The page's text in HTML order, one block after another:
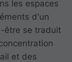
les espaces
d'un
être se traduit
et des